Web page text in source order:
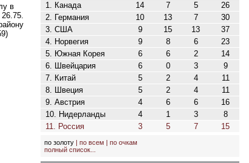
в
1. Канада
14 7 5
26
2. Германия
10 13 7
30
3. США
9 15 13
37
4. Норвегия
9 8 6
23
5. Южная Корея
6 6 2
14
6. Швейцария
6 0 3
9
7. Китай
5 2 4
11
8. Швеция
5 2 4
11
9. Австрия
4 6 6
16
10. Нидерланды
4 1 3
8
11. Россия
3 5 7 15
по золоту |по всем |по очкам
полный список...